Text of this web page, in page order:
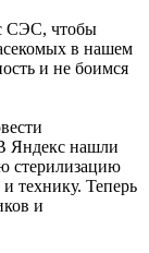
СЭС, чтобы
в нашем
и не боимся
Яндекс нашли
стерилизацию
технику. Теперь
и